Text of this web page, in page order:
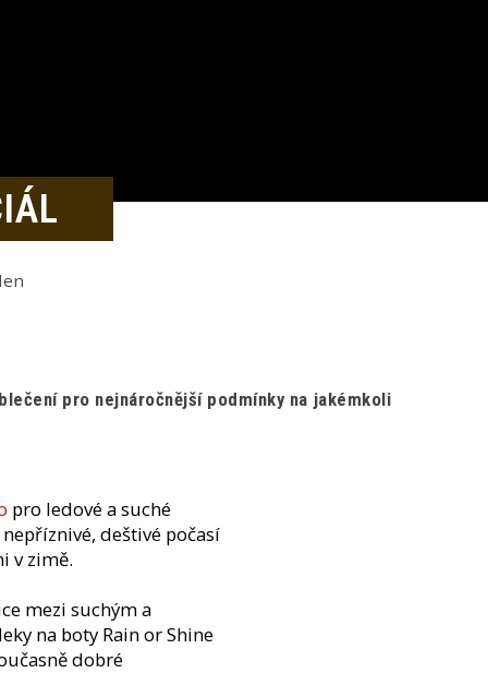
pro nejnáročnější podmínky na jakémkoli
pro ledové a suché
deštivé počasí
v zimě.
mezi suchým a
na boty Rain or Shine
dobré